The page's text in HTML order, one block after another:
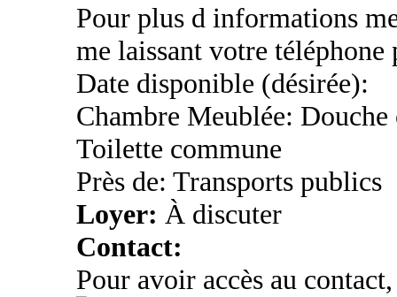
Pour plus d informations
me laissant votre
Date disponible (désirée):
Chambre Meublée: Douche
Toilette commune
Près de: Transports publics
Loyer: À discuter
Contact:
Pour avoir accès au